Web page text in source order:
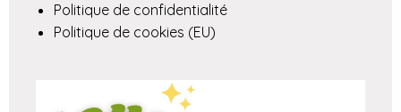
Politique de confidentialité
Politique de cookies (EU)